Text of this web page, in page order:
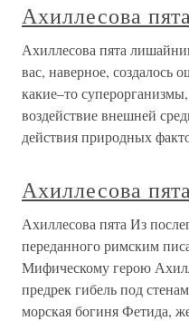
Ахиллесова
Ахиллесова пята
вас, наверное,
какие–то
воздействие внешней
действия природных
Ахиллесова
Ахиллесова пята Из
переданного римским
Мифическому герою
предрек гибель под
морская богиня Фетида,